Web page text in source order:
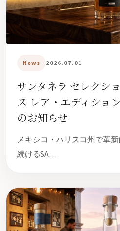
News 2026.07.01
サンタネラ セレクシ
ス レア・エディショ
のお知らせ
メキシコ・ハリスコ州で革
続けるSA…